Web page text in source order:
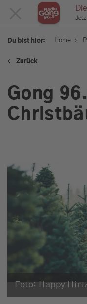
Empfang
Webradio
Team
Du bist hier: Home ›
‹ Zurück
Gong
Foto: Happy